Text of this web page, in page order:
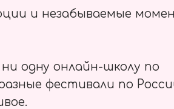
и незабываемые
одну онлайн-школу по
фестивали по